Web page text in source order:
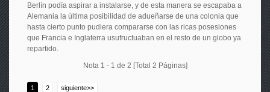
Berlín podía aspirar a instalarse, y de esta manera se escapaba a
Alemania la última posibilidad de adueñarse de una colonia que
hasta cierto punto pudiera compararse con las ricas posesiones
que Francia e Inglaterra usufructuaban en el resto de un globo ya
repartido.
Nota 1 - 1 de 2 [Total 2 Páginas]
1 2 siguiente>>